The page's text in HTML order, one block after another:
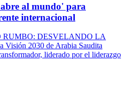
al mundo' para
internacional
DESVELANDO LA
2030 de Arabia Saudita
liderado por el liderazgo